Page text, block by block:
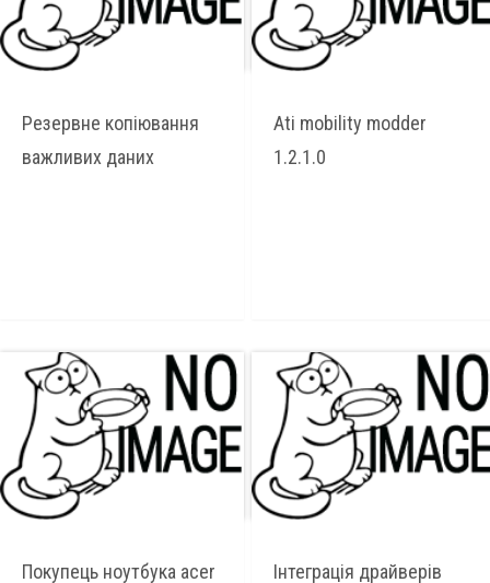
Резервне копіювання
важливих даних
Ati mobility modder
1.2.1.0
Покупець ноутбука acer
Інтеграція драйверів